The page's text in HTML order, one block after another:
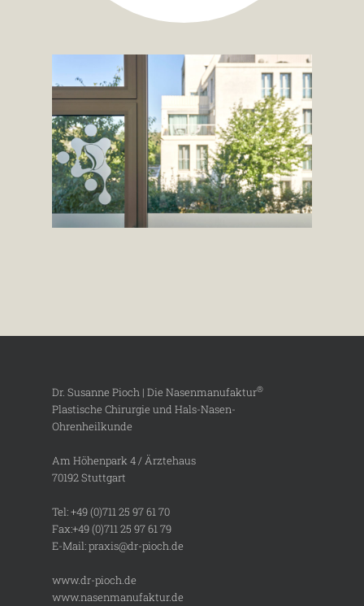
Dr. Susanne Pioch | Die Nasenmanufaktur®
Plastische Chirurgie und Hals-Nasen-
Ohrenheilkunde
Am Höhenpark 4 / Ärztehaus
70192 Stuttgart
Tel:+49 (0)711 25 97 61 70
Fax:+49 (0)711 25 97 61 79
E-Mail:praxis@dr-pioch.de
www.dr-pioch.de
www.nasenmanufaktur.de